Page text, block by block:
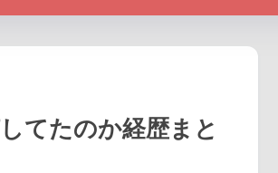
てたのか経歴まと